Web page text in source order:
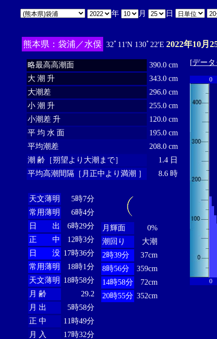
年 月 日
熊本県：袋浦／水俣 32ﾟ11'N 130ﾟ22'E 2022年10月
略最高高潮面
390.0 cm
大 潮 升
343.0 cm
大潮差
296.0 cm
小 潮 升
255.0 cm
小潮差 升
120.0 cm
平 均 水 面
195.0 cm
平均潮差
208.0 cm
潮 齢［朔望より大潮まで］
1.4 日
平均高潮間隔［月正中より満潮 ］
8.6 時
天文薄明
5時7分
常用薄明
6時4分
日 出
6時29分
正 中
12時3分
日 没 17時36分
常用薄明
18時1分
天文薄明 18時58分
月 齢
29.2
月 出
5時58分
正 中
11時49分
月 入
17時32分
月輝面
0%
潮回り
大潮
2時39分
37cm
8時56分
359cm
14時58分
72cm
20時55分 352cm
[デー
0
0